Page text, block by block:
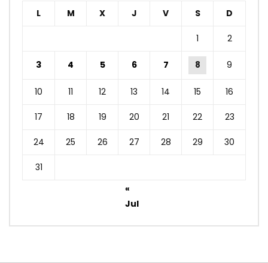
L M X J V S D
1 2
3 4 5 6 7 8 9
10 11 12 13 14 15 16
17 18 19 20 21 22 23
24 25 26 27 28 29 30
31
«
Jul